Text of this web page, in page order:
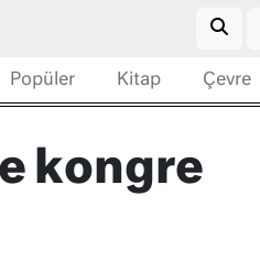
Popüler Kitap Çevre
kongre